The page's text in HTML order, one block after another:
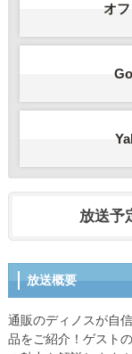
オ
放送予
放送概要
通販のディノスが自
品をご紹介！ゲスト